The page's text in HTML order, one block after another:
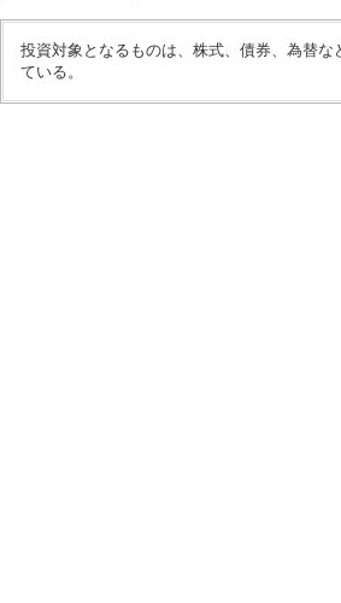
投資対象となるものは、株式、債券、為替
ている。